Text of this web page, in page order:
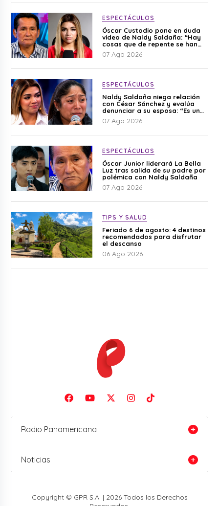
ESPECTÁCULOS
Óscar Custodio pone en duda
video de Naldy Saldaña: “Hay
cosas que de repente se han
editado”
07 Ago 2026
ESPECTÁCULOS
Naldy Saldaña niega relación
con César Sánchez y evalúa
denunciar a su esposa: “Es una
difamación”
07 Ago 2026
ESPECTÁCULOS
Óscar Junior liderará La Bella
Luz tras salida de su padre por
polémica con Naldy Saldaña
07 Ago 2026
TIPS Y SALUD
Feriado 6 de agosto: 4 destinos
recomendados para disfrutar
el descanso
06 Ago 2026
Radio Panamericana
Noticias
Copyright © GPR S.A. | 2026 Todos los Derechos